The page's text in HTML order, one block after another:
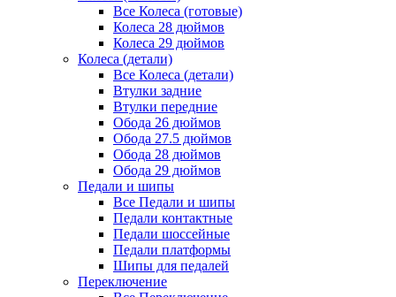
Все Колеса (готовые)
Колеса 28 дюймов
Колеса 29 дюймов
Колеса (детали)
Все Колеса (детали)
Втулки задние
Втулки передние
Обода 26 дюймов
Обода 27.5 дюймов
Обода 28 дюймов
Обода 29 дюймов
Педали и шипы
Все Педали и шипы
Педали контактные
Педали шоссейные
Педали платформы
Шипы для педалей
Переключение